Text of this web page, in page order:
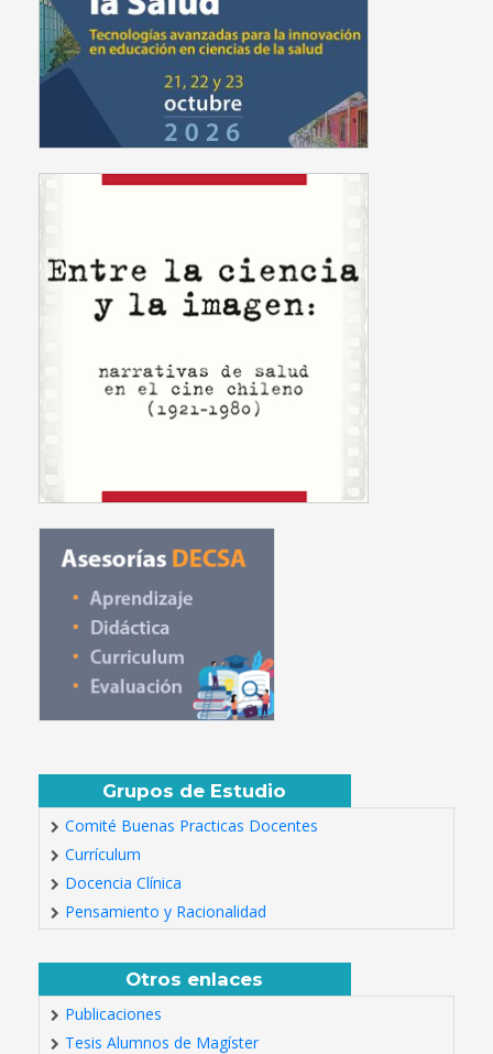
Grupos de Estudio
Comité Buenas Practicas Docentes
Currículum
Docencia Clínica
Pensamiento y Racionalidad
Otros enlaces
Publicaciones
Tesis Alumnos de Magíster